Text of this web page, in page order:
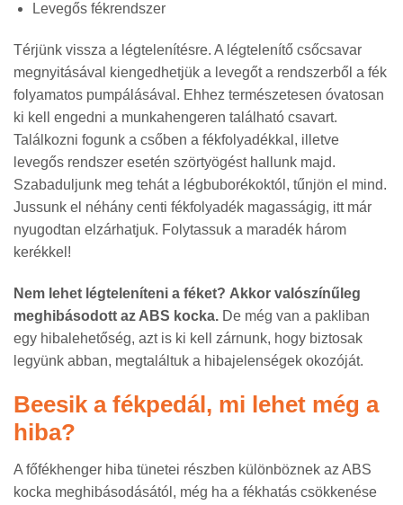
Levegős fékrendszer
Térjünk vissza a légtelenítésre. A légtelenítő csőcsavar
megnyitásával kiengedhetjük a levegőt a rendszerből a fék
folyamatos pumpálásával. Ehhez természetesen óvatosan
ki kell engedni a munkahengeren található csavart.
Találkozni fogunk a csőben a fékfolyadékkal, illetve
levegős rendszer esetén szörtyögést hallunk majd.
Szabaduljunk meg tehát a légbuborékoktól, tűnjön el mind.
Jussunk el néhány centi fékfolyadék magasságig, itt már
nyugodtan elzárhatjuk. Folytassuk a maradék három
kerékkel!
Nem lehet légteleníteni a féket? Akkor valószínűleg
meghibásodott az ABS kocka. De még van a pakliban
egy hibalehetőség, azt is ki kell zárnunk, hogy biztosak
legyünk abban, megtaláltuk a hibajelenségek okozóját.
Beesik a fékpedál, mi lehet még a
hiba?
A főfékhenger hiba tünetei részben különböznek az ABS
kocka meghibásodásától, még ha a fékhatás csökkenése